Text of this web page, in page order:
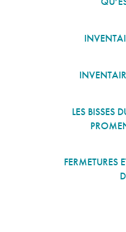
LES BISSES
FERMETURES